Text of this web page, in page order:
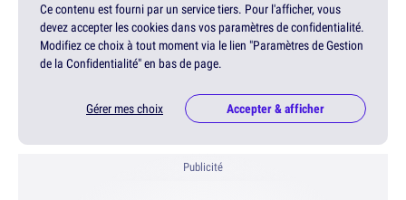
Ce contenu est fourni par un service tiers. Pour l'afficher, vous
devez accepter les cookies dans vos paramètres de confidentialité.
Modifiez ce choix à tout moment via le lien "Paramètres de Gestion
de la Confidentialité" en bas de page.
Gérer mes choix Accepter & afficher
Publicité